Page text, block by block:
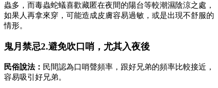
蟲多，而毒蟲蛇蟻喜歡藏匿在夜間的陽台等較潮濕陰涼之處，
如果人再拿來穿，可能造成皮膚容易過敏，或是出現不舒服的
情形。
鬼月禁忌2.避免吹口哨，尤其入夜後
民俗說法： 民間認為口哨聲頻率，跟好兄弟的頻率比較接近，
容易吸引好兄弟。